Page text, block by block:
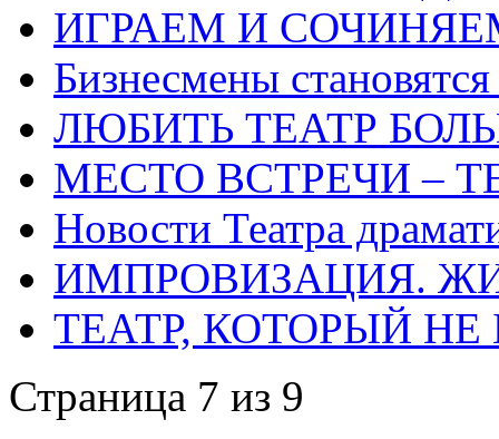
ИГРАЕМ И
Бизнесмены
ЛЮБИТЬ ТЕАТР
МЕСТО ВСТРЕЧИ –
Новости Театра
ИМПРОВИЗАЦИЯ.
ТЕАТР, КОТОРЫЙ НЕ
Страница 7 из 9